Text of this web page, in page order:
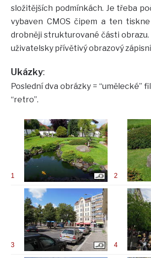
složitějších podmínkách. Je třeba
vybaven CMOS čipem a ten
drobněji strukturované části
uživatelsky přívětivý obrazový
Ukázky:
Poslední dva obrázky = “umělecké”
“retro”.
1 2
3 4